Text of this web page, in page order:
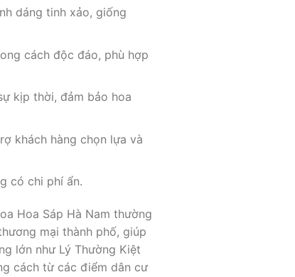
dáng tinh xảo, giống
cách độc đáo, phù hợp
kịp thời, đảm bảo hoa
khách hàng chọn lựa và
có chi phí ẩn.
Hoa Sáp Hà Nam thường
mại thành phố, giúp
lớn như Lý Thường Kiệt
cách từ các điểm dân cư